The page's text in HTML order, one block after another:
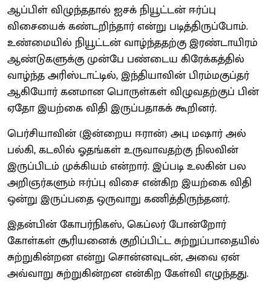
ஆப்பிள் விழுந்ததால் ஐசக் நியூட்டன் ஈர்ப்பு
விசையைக் கண்டறிந்தார் என்று படித்திருப்போம்.
உண்மையில் நியூட்டன் வாழ்ந்ததற்கு இரண்டாயிரம்
ஆண்டுகளுக்கு முன்பே பண்டைய கிரேக்கத்தில்
வாழ்ந்த அரிஸ்டாட்டில், இந்தியாவின் பிரம்மகுப்தர்
ஆகியோர் கனமான பொருள்கள் விழுவதற்குப் பின்
ஏதோ இயற்கை விதி இருப்பதாகக் கூறினர்.
பெர்சியாவின் (இன்றைய ஈரான்) அபு மஷார் அல்
பல்கி, கடலில் ஓதங்கள் உருவாவதற்கு நிலவின்
இருப்பிடம் முக்கியம் என்றார். இப்படி உலகின் பல
அறிஞர்களும் ஈர்ப்பு விசை என்கிற இயற்கை விதி
ஒன்று இருப்பதை ஒருவாறு கணித்திருந்தனர்.
இதன்பின் கோபர்நிகஸ், கெப்லர் போன்றோர்
கோள்கள் சூரியனைக் குறிப்பிட்ட சுற்றுப்பாதையில்
சுற்றுகின்றன என்று சொன்னவுடன், அவை ஏன்
அவ்வாறு சுற்றுகின்றன என்கிற கேள்வி எழுந்தது.